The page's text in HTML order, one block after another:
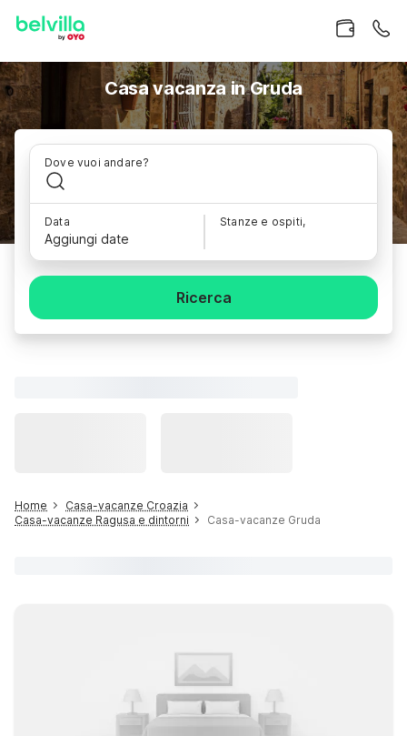
Casa vacanza in Gruda
Dove vuoi andare?
Data
Aggiungi date
Stanze e ospiti,
Ricerca
Home
Casa-vacanze Croazia
Casa-vacanze Ragusa e dintorni
Casa-vacanze Gruda